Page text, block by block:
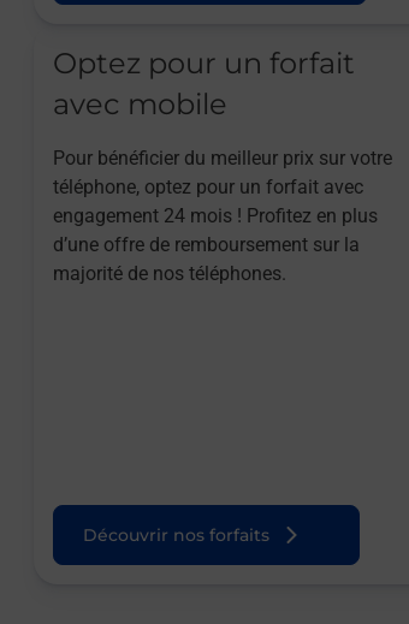
Optez pour un forfait
avec mobile
Pour bénéficier du meilleur prix sur votre
téléphone, optez pour un forfait avec
engagement 24 mois ! Profitez en plus
d’une offre de remboursement sur la
majorité de nos téléphones.
Découvrir nos forfaits